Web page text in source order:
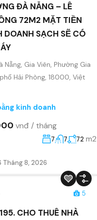
ĐÀ NẴNG – LÊ
72M2 MẶT TIỀN
DOANH SẠCH SẼ CÓ
Gia Viên, Phường Gia
Hải Phòng, 18000, Việt
kinh doanh
vnđ / tháng
7 7 72 m2
Tháng 8, 2026
5
CHO THUÊ NHÀ